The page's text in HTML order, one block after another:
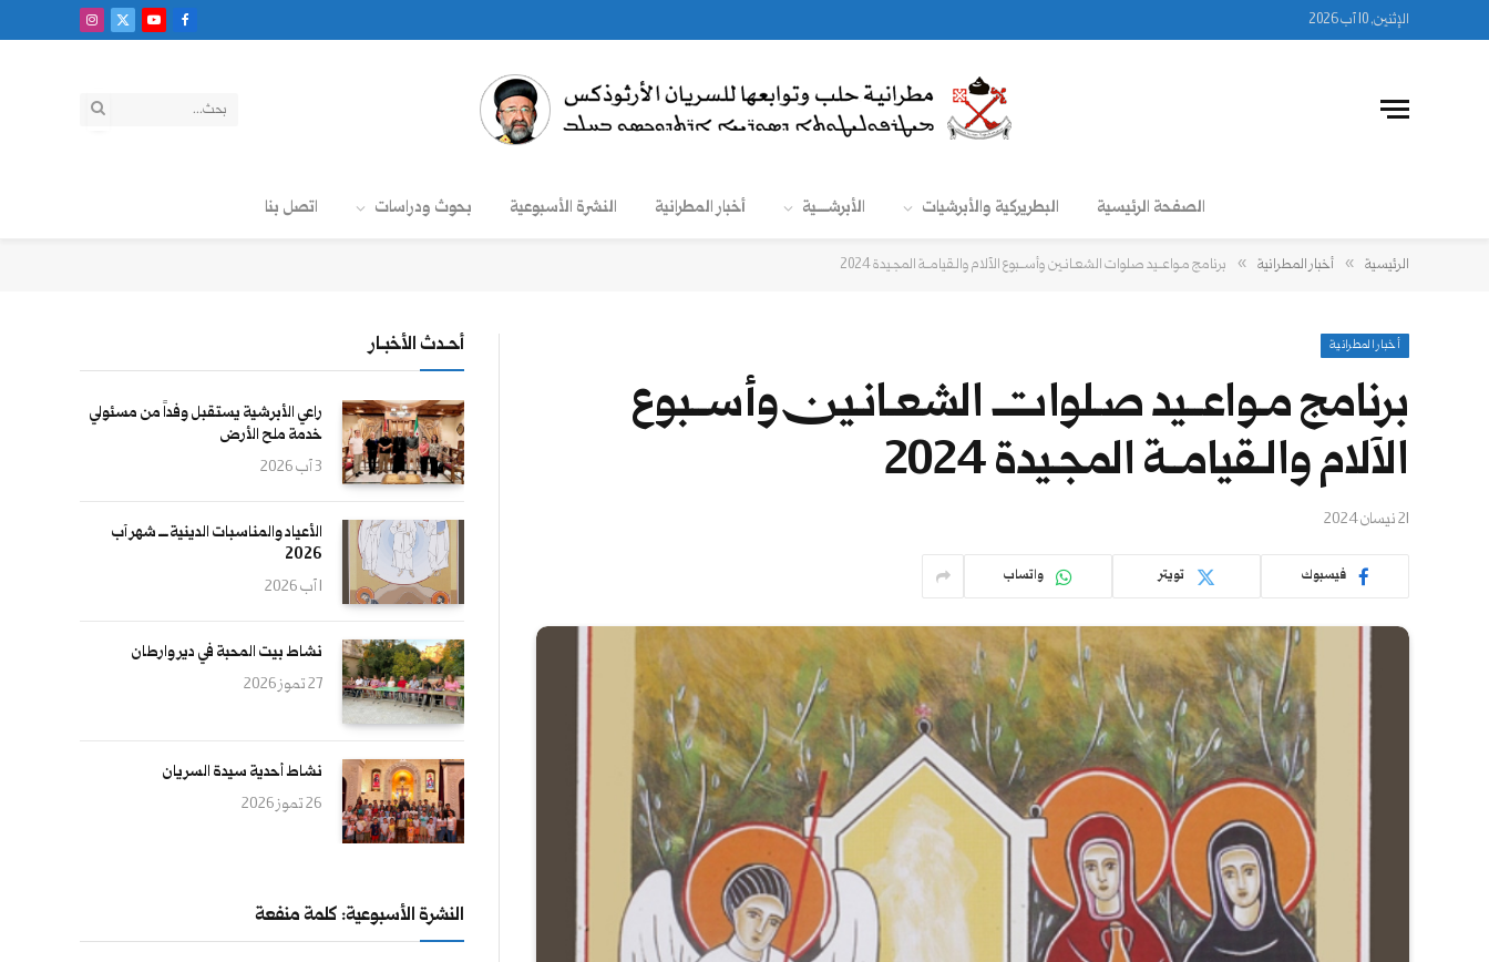
الإثنين, 10 آب 2026 فيسبوكيوتيوب
X
الانستغرام
الصفحة الرئيسية البطريركية والأبرشيات الأبرشـــــية أخبار المطرانية النشرة الأسبوعية بحوث ودراسات اتصل بنا
الرئيسية » أخبار المطرانية » برنامج مـواعــيد صـلوات الشعـانـين وأســبوع الآلام والـقيامــة المجـيدة 2024
أخبار المطرانية
برنامج مـواعــيد صـلوات الشعـانـين وأســبوع
الآلام والـقيامــة المجـيدة 2024
21 نيسان 2024
فيسبوك تويتر واتساب
أحــدث الأخبــار
راعي الأبرشية يستقبل وفداً من مسئولي
خدمة ملح الأرض
3 آب 2026
الأعياد والمناسبات الدينية ــــ شهر آب
2026
1 آب 2026
نشاط بيت المحبة في دير وارطان
27 تموز 2026
نشاط أحدية سيدة السريان
26 تموز 2026
النشرة الأسبوعية: كلمة منفعة